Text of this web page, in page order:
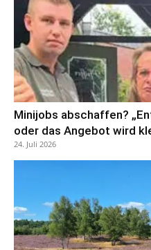
Minijobs abschaffen?
oder das Angebot wird
24. Juli 2026